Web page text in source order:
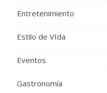
Entretenimiento
Estilo de VIda
Eventos
Gastronomía